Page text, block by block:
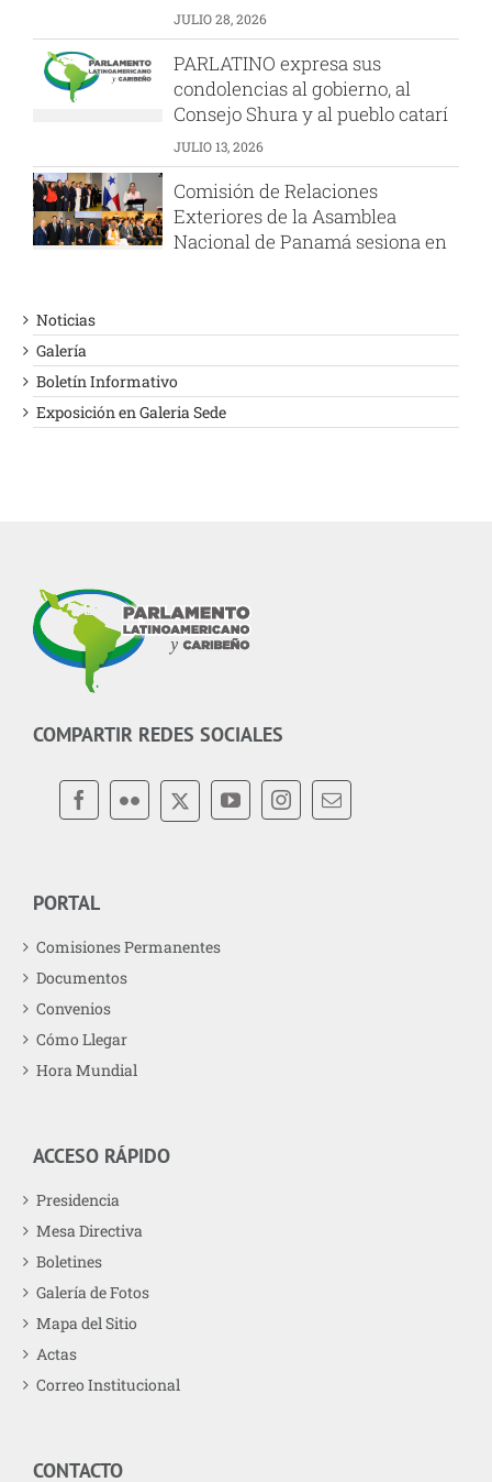
JULIO 28, 2026
PARLATINO expresa sus
condolencias al gobierno, al
Consejo Shura y al pueblo catarí
JULIO 13, 2026
Comisión de Relaciones
Exteriores de la Asamblea
Nacional de Panamá sesiona en
PARLATINO felicita a la
Presidenta de la Asamblea
Popular Nacional de Argelia
JULIO 29, 2026
Noticias
Galería
Boletín Informativo
Exposición en Galeria Sede
COMPARTIR REDES SOCIALES
PORTAL
Comisiones Permanentes
Documentos
Convenios
Cómo Llegar
Hora Mundial
ACCESO RÁPIDO
Presidencia
Mesa Directiva
Boletines
Galería de Fotos
Mapa del Sitio
Actas
Correo Institucional
CONTACTO